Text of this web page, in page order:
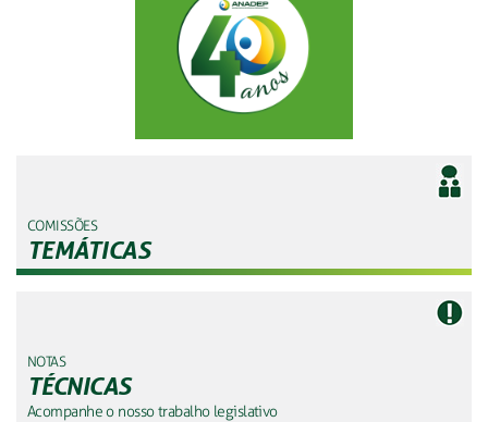
COMISSÕES
TEMÁTICAS
NOTAS
TÉCNICAS
Acompanhe o nosso trabalho legislativo